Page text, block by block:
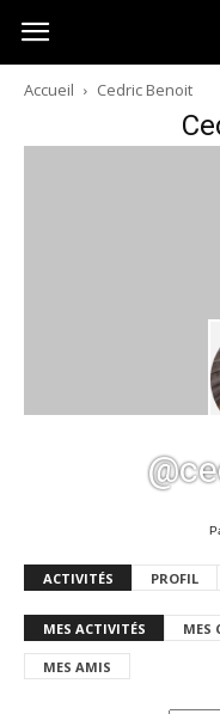
Australia-
australie.com
Accueil Cedric Benoit
ACTIVITÉS PROFIL
MES ACTIVITÉS MES
MES AMIS